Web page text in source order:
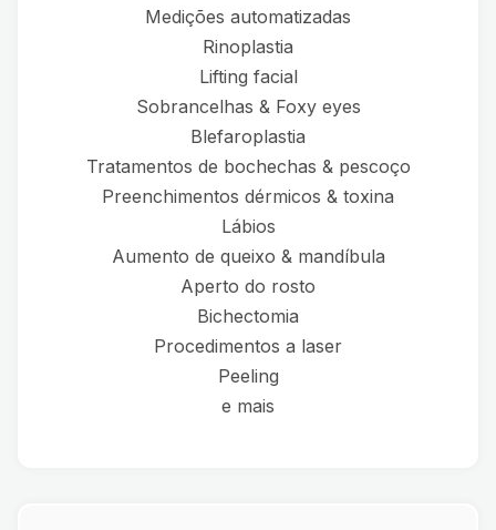
Medições automatizadas
Rinoplastia
Lifting facial
Sobrancelhas & Foxy eyes
Blefaroplastia
Tratamentos de bochechas & pescoço
Preenchimentos dérmicos & toxina
Lábios
Aumento de queixo & mandíbula
Aperto do rosto
Bichectomia
Procedimentos a laser
Peeling
e mais